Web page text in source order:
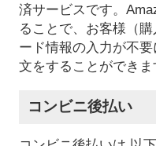
済サービスです。
ることで、お客様（
ード情報の入力が不
文をすることができま
コンビニ後払い